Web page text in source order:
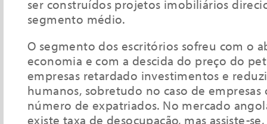
ser construídos projetos imobiliários
segmento médio.
O segmento dos escritórios sofreu com o
economia e com a descida do preço do
empresas retardado investimentos e
humanos, sobretudo no caso de empresas
número de expatriados. No mercado
existe taxa de desocupação, mas assiste-